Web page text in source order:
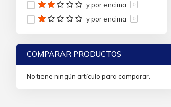
y por encima 0
y por encima 0
COMPARAR PRODUCTOS
No tiene ningún artículo para comparar.